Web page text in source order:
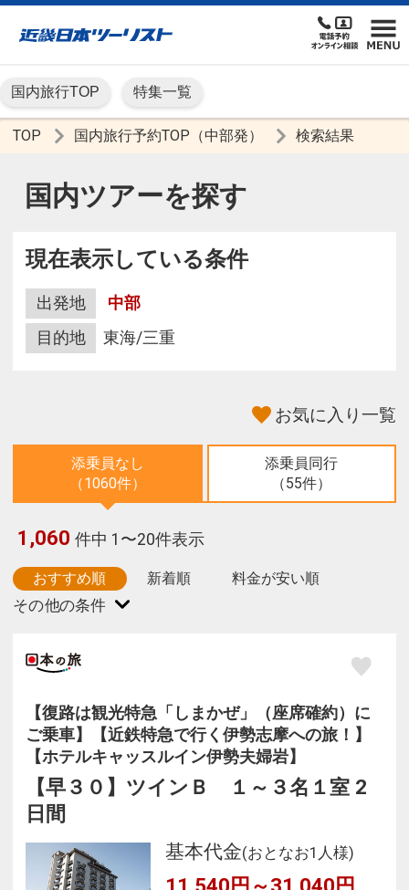
国内旅行TOP 特集一覧
TOP 国内旅行予約TOP（中部発） 検索結果
国内ツアーを探す
現在表示している条件
出発地
中部
目的地
東海/三重
お気に入り一覧
添乗員なし
（1060件）
添乗員同行
（55件）
1,060 件中 1〜20件表示
おすすめ順 新着順 料金が安い順
【復路は観光特急「しまかぜ」（座席確約）に
ご乗車】【近鉄特急で行く伊勢志摩への旅！】
【ホテルキャッスルイン伊勢夫婦岩】
【早３０】ツインＢ １～３名１室 2
日間
基本代金(おとなお1人様)
11,540円～31,040円